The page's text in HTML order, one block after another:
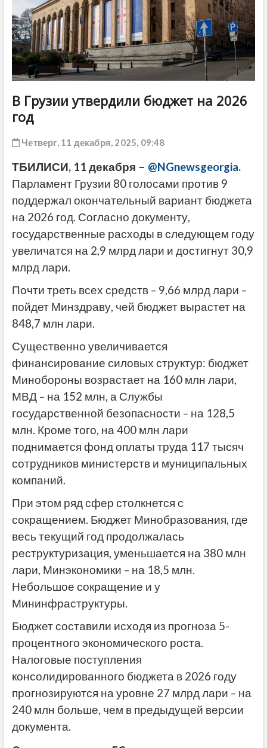
В Грузии утвердили бюджет на 2026
год
Четверг, 11 декабря, 2025, 09:48
ТБИЛИСИ, 11 декабря – @NGnewsgeorgia.
Парламент Грузии 80 голосами против 9
поддержал окончательный вариант бюджета
на 2026 год. Согласно документу,
государственные расходы в следующем году
увеличатся на 2,9 млрд лари и достигнут 30,9
млрд лари.
Почти треть всех средств – 9,66 млрд лари –
пойдет Минздраву, чей бюджет вырастет на
848,7 млн лари.
Существенно увеличивается
финансирование силовых структур: бюджет
Минобороны возрастает на 160 млн лари,
МВД – на 152 млн, а Службы
государственной безопасности – на 128,5
млн. Кроме того, на 400 млн лари
поднимается фонд оплаты труда 117 тысяч
сотрудников министерств и муниципальных
компаний.
При этом ряд сфер столкнется с
сокращением. Бюджет Минобразования, где
весь текущий год продолжалась
реструктуризация, уменьшается на 380 млн
лари, Минэкономики – на 18,5 млн.
Небольшое сокращение и у
Мининфраструктуры.
Бюджет составили исходя из прогноза 5-
процентного экономического роста.
Налоговые поступления
консолидированного бюджета в 2026 году
прогнозируются на уровне 27 млрд лари – на
240 млн больше, чем в предыдущей версии
документа.